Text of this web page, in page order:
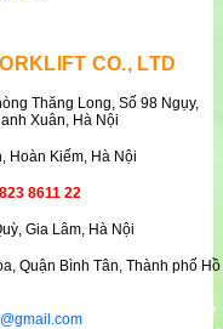
CO., LTD
Thăng Long, Số 98 Ngụy,
Xuân, Hà Nội
Hoàn Kiếm, Hà Nội
8611 22
Gia Lâm, Hà Nội
Quận Bình Tân, Thành phố Hồ